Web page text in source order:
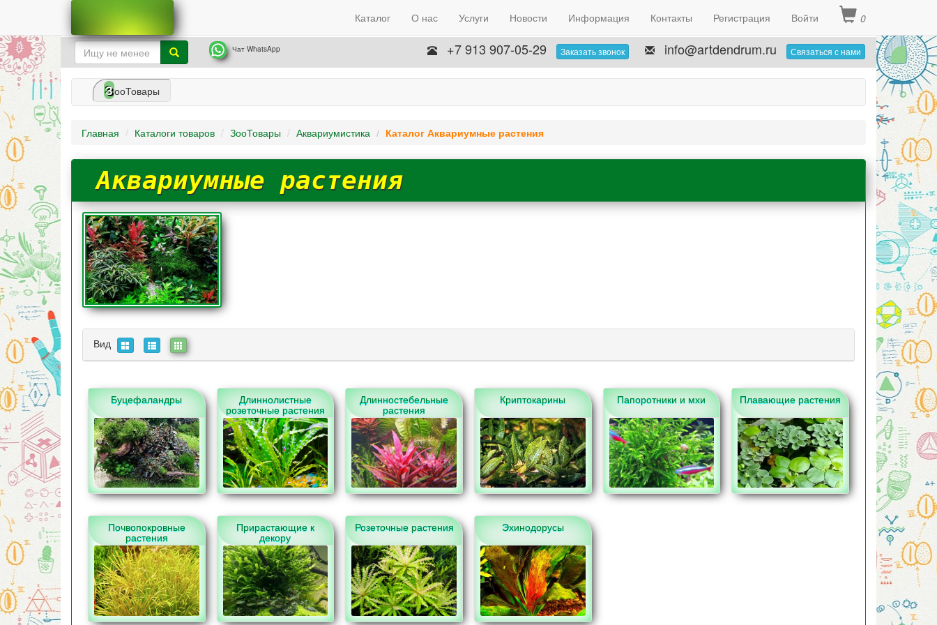
Каталог О нас Услуги Новости Информация Контакты Регистрация Войти 0
Чат WhatsApp +7 913 907-05-29 Заказать звонок info@artdendrum.ru Связаться с нами
ЗооТовары
Главная Каталоги товаров ЗооТовары Аквариумистика Каталог Аквариумные растения
Аквариумные растения
Вид
Буцефаландры Длиннолистные
розеточные растения
Длинностебельные
растения
Криптокарины Папоротники и мхи Плавающие растения
Почвопокровные
растения
Прирастающие к
декору
Розеточные растения Эхинодорусы